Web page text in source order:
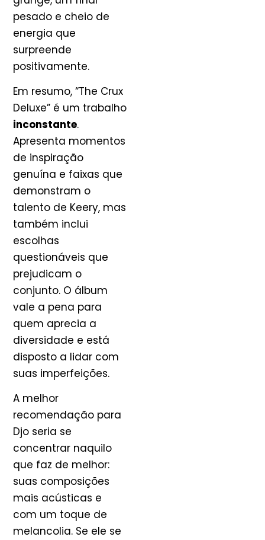
pesado e cheio de
energia que
surpreende
positivamente.
Em resumo, “The Crux
Deluxe” é um trabalho
inconstante.
Apresenta momentos
de inspiração
genuína e faixas que
demonstram o
talento de Keery, mas
também inclui
escolhas
questionáveis que
prejudicam o
conjunto. O álbum
vale a pena para
quem aprecia a
diversidade e está
disposto a lidar com
suas imperfeições.
A melhor
recomendação para
Djo seria se
concentrar naquilo
que faz de melhor:
suas composições
mais acústicas e
com um toque de
melancolia. Se ele se